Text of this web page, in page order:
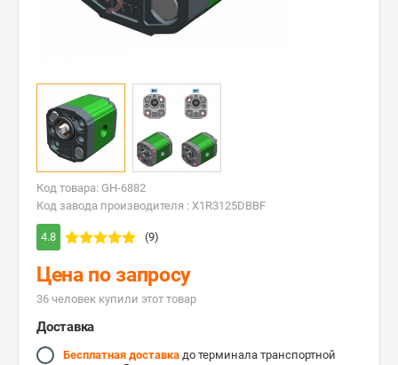
Код товара: GH-6882
Код завода производителя : X1R3125DBBF
4.8 (9)
Цена по запросу
36 человек купили этот товар
Доставка
Бесплатная доставка до терминала транспортной